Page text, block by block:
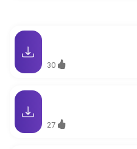
30
27